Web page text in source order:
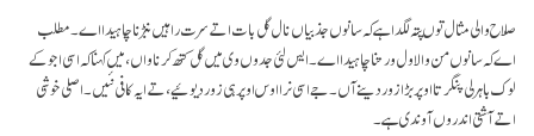
صلاح والی مثال توں پتہ لگدا ہے کہ سانوں جذبیاں نال گل بات اتے سرت راہیں نبڑنا چاہیدا اے۔ مطلب
اے کہ سانوں من والا ول ورتنا چاہیدا اے۔ ایس لئی جدوں وی میں گل کتھ کرنا واں، میں کہنا کہ اسی اجوکے
لوک باہرلی پنگرتا اوپر بڑا زور دینے آں۔ جے اسی نرا اوس اوپر ہی زور دیوئیے، تے ایہ کافی نئیں۔ اصلی خوشی
اتے آشتی اندروں آوندی ہے۔